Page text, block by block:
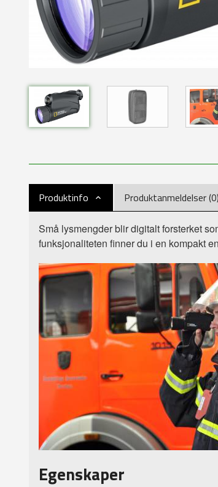
Produktinfo Produktanmeldelser (0)
Små lysmengder blir digitalt forsterket
funksjonaliteten finner du i en kompakt
Egenskaper